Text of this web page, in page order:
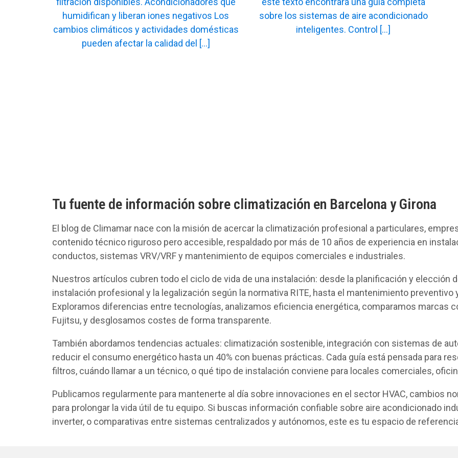
Tu fuente de información sobre climatización en Barcelona y Girona
El blog de Climamar nace con la misión de acercar la climatización profesional a particulares,
contenido técnico riguroso pero accesible, respaldado por más de 10 años de experiencia en
conductos, sistemas VRV/VRF y mantenimiento de equipos comerciales e industriales.
Nuestros artículos cubren todo el ciclo de vida de una instalación: desde la planificación y elección
instalación profesional y la legalización según la normativa RITE, hasta el mantenimiento
Exploramos diferencias entre tecnologías, analizamos eficiencia energética, comparamos marcas
Fujitsu, y desglosamos costes de forma transparente.
También abordamos tendencias actuales: climatización sostenible, integración con sistemas de
reducir el consumo energético hasta un 40% con buenas prácticas. Cada guía está pensada para
filtros, cuándo llamar a un técnico, o qué tipo de instalación conviene para locales comerciales,
Publicamos regularmente para mantenerte al día sobre innovaciones en el sector HVAC, cambios
para prolongar la vida útil de tu equipo. Si buscas información confiable sobre aire acondicionado
inverter, o comparativas entre sistemas centralizados y autónomos, este es tu espacio de